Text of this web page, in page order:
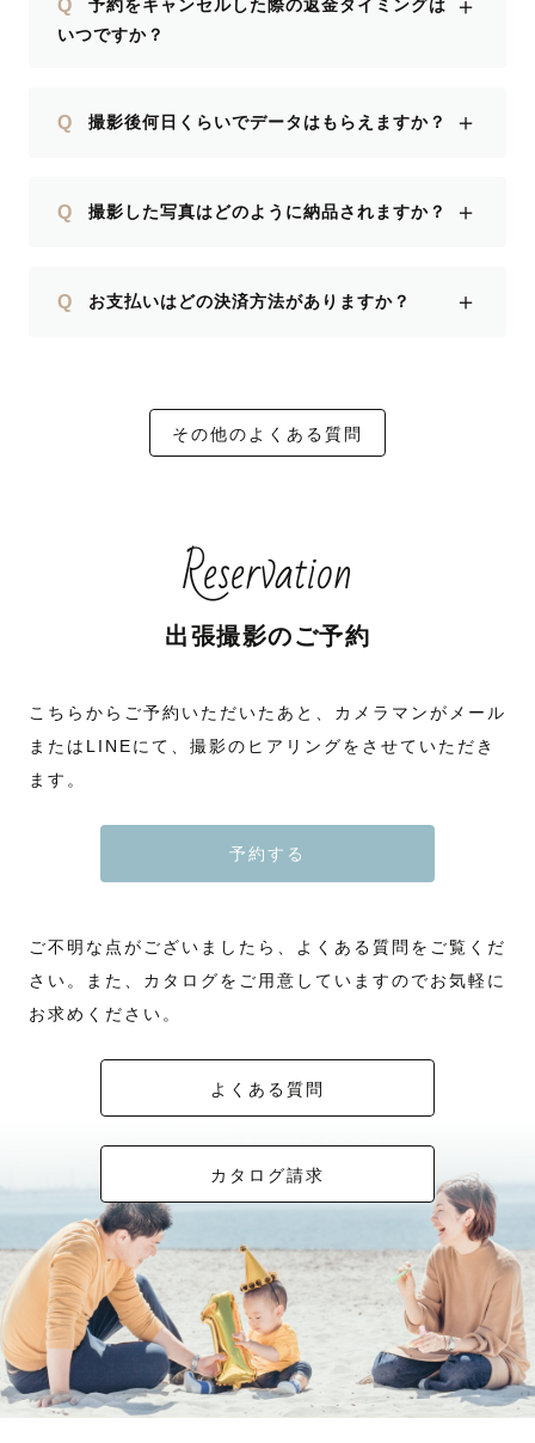
Q
予約をキャンセルした際の返金タイミングは
いつですか？
＋
Q 撮影後何日くらいでデータはもらえますか？ ＋
Q 撮影した写真はどのように納品されますか？ ＋
Q お支払いはどの決済方法がありますか？ ＋
その他のよくある質問
Reservation
出張撮影のご予約
こちらからご予約いただいたあと、カメラマンがメール
またはLINEにて、撮影のヒアリングをさせていただき
ます。
予約する
ご不明な点がございましたら、よくある質問をご覧くだ
さい。また、カタログをご用意していますのでお気軽に
お求めください。
よくある質問
カタログ請求